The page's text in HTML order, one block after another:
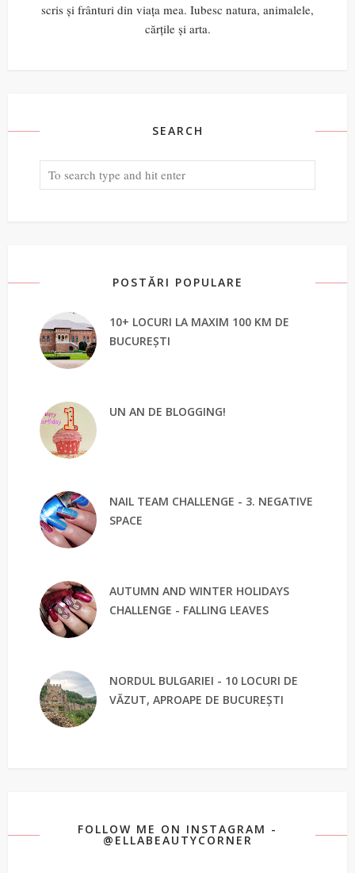
scris și frânturi din viața mea. Iubesc natura, animalele,
cărțile și arta.
SEARCH
POSTĂRI POPULARE
10+ LOCURI LA MAXIM 100 KM DE
BUCUREȘTI
UN AN DE BLOGGING!
NAIL TEAM CHALLENGE - 3. NEGATIVE
SPACE
AUTUMN AND WINTER HOLIDAYS
CHALLENGE - FALLING LEAVES
NORDUL BULGARIEI - 10 LOCURI DE
VĂZUT, APROAPE DE BUCUREȘTI
FOLLOW ME ON INSTAGRAM -
@ELLABEAUTYCORNER